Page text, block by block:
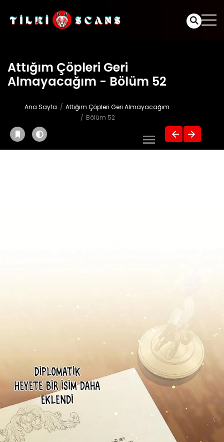
Attığım Çöpleri Geri
Almayacağım - Bölüm 52
Ana Sayfa
Attığım Çöpleri Geri Almayacağım
Bölüm 52